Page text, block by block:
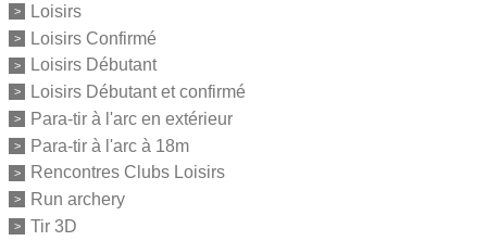
Loisirs
Loisirs Confirmé
Loisirs Débutant
Loisirs Débutant et confirmé
Para-tir à l'arc en extérieur
Para-tir à l'arc à 18m
Rencontres Clubs Loisirs
Run archery
Tir 3D